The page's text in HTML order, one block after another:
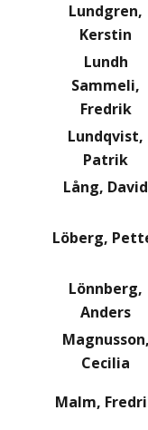
Lundgren,
Kerstin
Lundh
Sammeli,
Fredrik
Lundqvist,
Patrik
Lång, David
Löberg,
Lönnberg,
Anders
Magnusson,
Cecilia
Malm,